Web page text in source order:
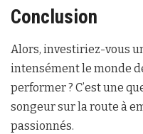
Conclusion
Alors, investiriez-vous
intensément le monde
performer ? C’est une
songeur sur la route à
passionnés.